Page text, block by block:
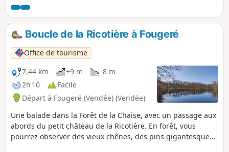
Bois de Girondin. Passage dans la très
secrète vallée du Riot, lieu privilégié de
la loutre d'Europe, puis le long du Lac
de Moulin Papon sur sa partie Nord, afin
de conclure un véritable patchwork de
paysages !
Boucle de la Ricotière à Fougeré
Office de tourisme
7,44 km
+9 m
-8 m
2h 10
Facile
Départ à Fougeré (Vendée) (Vendée)
Une balade dans la Forêt de la Chaise, avec un passage aux
abords du petit château de la Ricotière. En forêt, vous
pourrez observer des vieux chênes, des pins gigantesques